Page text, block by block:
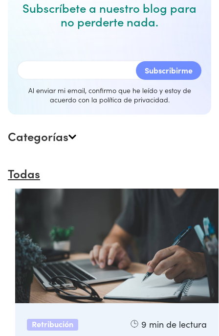
Subscríbete a nuestro blog para
no perderte nada.
Al enviar mi email, confirmo que he leído y estoy de
acuerdo con la política de privacidad.
Categorías
Todas
Retribución 9 min de lectura